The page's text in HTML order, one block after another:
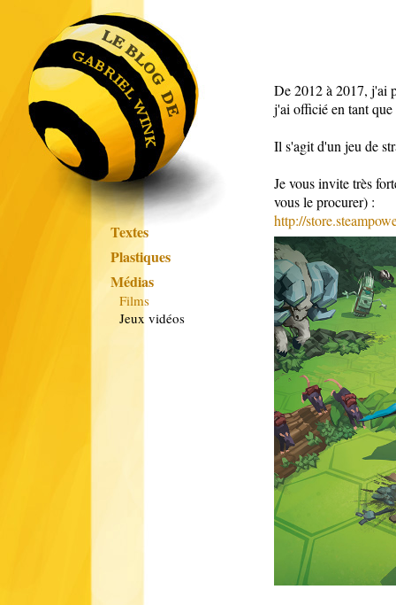
Textes
Plastiques
Médias
Films
Jeux vidéos
De 2012 à 2017, j'ai
j'ai officié en tant
Il s'agit d'un jeu de
Je vous invite très
vous le procurer) :
http://